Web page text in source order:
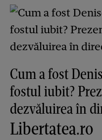
Cum a fost
fostul iubit?
dezvăluirea în
Libertatea.ro